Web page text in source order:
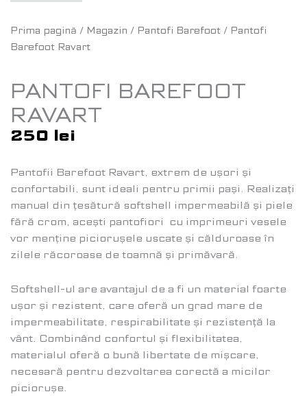
Prima pagină / Magazin / Pantofi Barefoot / Pantofi
Barefoot Ravart
PANTOFI BAREFOOT
RAVART
250 lei
Pantofii Barefoot Ravart, extrem de ușori și
confortabili, sunt ideali pentru primii pași. Realizați
manual din țesătură softshell impermeabilă și piele
fără crom, acești pantofiori cu imprimeuri vesele
vor menține piciorușele uscate și călduroase în
zilele răcoroase de toamnă și primăvară.
Softshell-ul are avantajul de a fi un material foarte
ușor și rezistent, care oferă un grad mare de
impermeabilitate, respirabilitate și rezistență la
vânt. Combinând confortul și flexibilitatea,
materialul oferă o bună libertate de mișcare,
necesară pentru dezvoltarea corectă a micilor
piciorușe.